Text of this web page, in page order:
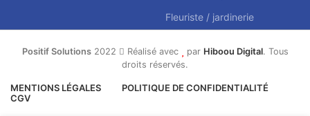
Fleuriste / jardinerie
Positif Solutions2022 Réalisé avec par Hiboou Digital. Tous
droits réservés.
MENTIONS LÉGALES
POLITIQUE DE CONFIDENTIALITÉ
CGV